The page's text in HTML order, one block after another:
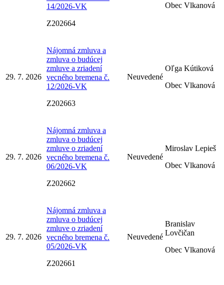
14/2026-VK
Z202664
Obec Vlkanová
29. 7. 2026
Nájomná zmluva a
zmluva o budúcej
zmluve a zriadení
vecného bremena č.
12/2026-VK
Z202663
Neuvedené
Oľga Kútiková
Obec Vlkanová
29. 7. 2026
Nájomná zmluva a
zmluva o budúcej
zmluve o zriadení
vecného bremena č.
06/2026-VK
Z202662
Neuvedené
Miroslav Lepieš
Obec Vlkanová
29. 7. 2026
Nájomná zmluva a
zmluva o budúcej
zmluve o zriadení
vecného bremena č.
05/2026-VK
Z202661
Neuvedené
Branislav
Lovčičan
Obec Vlkanová